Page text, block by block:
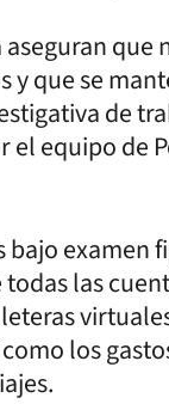
que
y que se
de
el equipo de
bajo examen
las
los